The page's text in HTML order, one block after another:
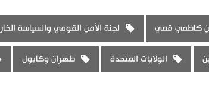
كاظمي قمي لجنة الأمن القومي والسياسة
الولايات المتحدة طهران وكابول